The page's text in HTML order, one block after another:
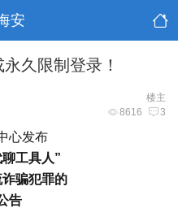
安
久限制登录！
楼主
8616 3
心发布
工具人”
骗犯罪的
告